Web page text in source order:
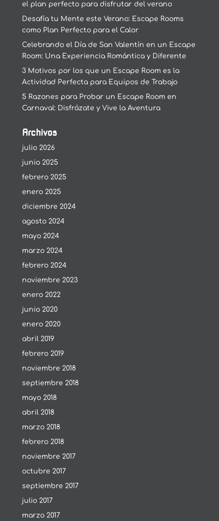
el plan perfecto para disfrutar del verano
Desafía tu Mente este Verano: Escape Rooms
como Plan Perfecto para el Calor
Celebrando el Día de San Valentín en un Escape
Room: Una Experiencia Romántica y Diferente
3 Motivos por los que un Escape Room es la
Actividad Perfecta para Equipos de Trabajo
5 Razones para Probar un Escape Room en
Carnaval: Disfrázate y Vive la Aventura
Archivos
julio 2026
junio 2025
febrero 2025
enero 2025
diciembre 2024
agosto 2024
mayo 2024
marzo 2024
febrero 2024
noviembre 2023
enero 2022
junio 2020
enero 2020
abril 2019
febrero 2019
noviembre 2018
septiembre 2018
mayo 2018
abril 2018
marzo 2018
febrero 2018
noviembre 2017
octubre 2017
septiembre 2017
julio 2017
marzo 2017